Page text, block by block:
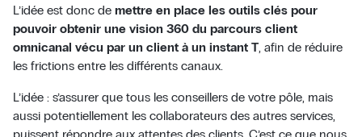
L’idée est donc demettre en place les outils clés pour
pouvoir obtenir une vision 360 du parcours client
omnicanal vécu par un client à un instant T, afin de réduire
les frictions entre les différents canaux.
L’idée : s’assurer que tous les conseillers de votre pôle, mais
aussi potentiellement les collaborateurs des autres services,